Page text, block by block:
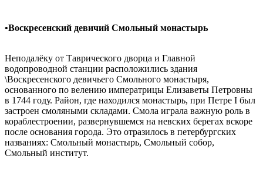
•Воскресенский девичий Смольный монастырь
Неподалёку от Таврического дворца и Главной
водопроводной станции расположились здания
\Воскресенского девичьего Смольного монастыря,
основанного по велению императрицы Елизаветы Петровны
в 1744 году. Район, где находился монастырь, при Петре I был
застроен смоляными складами. Смола играла важную роль в
кораблестроении, развернувшемся на невских берегах вскоре
после основания города. Это отразилось в петербургских
названиях: Смольный монастырь, Смольный собор,
Смольный институт.